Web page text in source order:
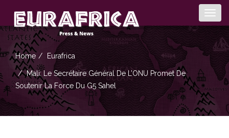
Home Eurafrica
Mali: Le Secrétaire Général De L’ONU Promet De
Soutenir La Force Du G5 Sahel